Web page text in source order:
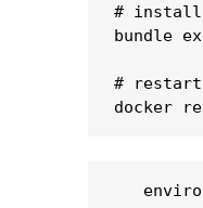
# install
bundle
#
docker